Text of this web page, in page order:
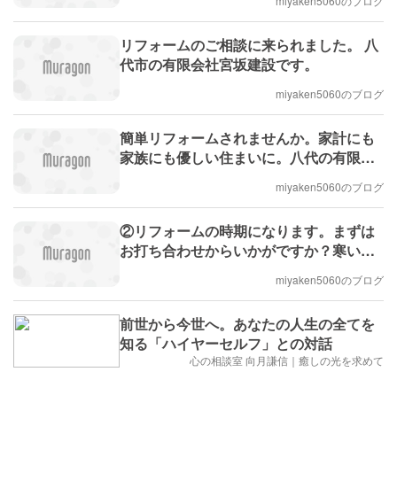
リフォームのご相談に来られました。 八
代市の有限会社宮坂建設です。
miyaken5060のブログ
簡単リフォームされませんか。家計にも
家族にも優しい住まいに。八代の有限会
miyaken5060のブログ
②リフォームの時期になります。まずは
お打ち合わせからいかがですか？寒い浴
れませんか。 八代市の(有)宮坂建設で
miyaken5060のブログ
前世から今世へ。あなたの人生の全てを
知る「ハイヤーセルフ」との対話
心の相談室 向月謙信｜癒しの光を求めて